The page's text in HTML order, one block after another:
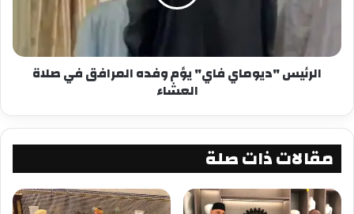
الرئيس "ديوماي فاي" يؤم وفده المرافق في صلاة
العشاء
مقالات ذات صلة